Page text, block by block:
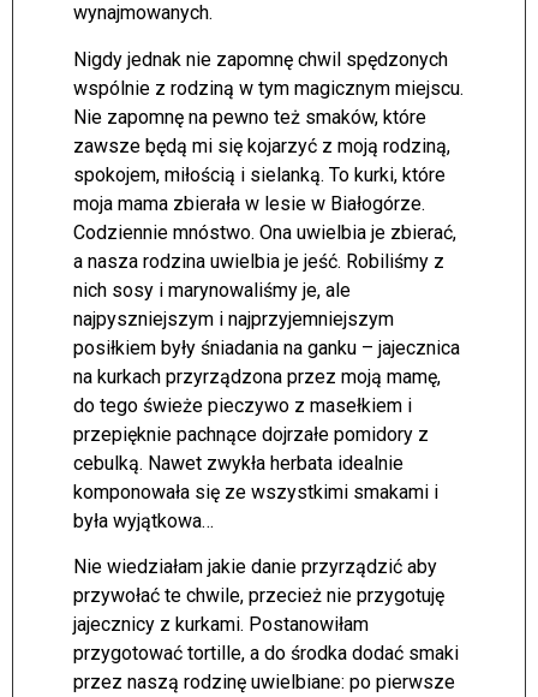
wynajmowanych.
Nigdy jednak nie zapomnę chwil spędzonych
wspólnie z rodziną w tym magicznym miejscu.
Nie zapomnę na pewno też smaków, które
zawsze będą mi się kojarzyć z moją rodziną,
spokojem, miłością i sielanką. To kurki, które
moja mama zbierała w lesie w Białogórze.
Codziennie mnóstwo. Ona uwielbia je zbierać,
a nasza rodzina uwielbia je jeść. Robiliśmy z
nich sosy i marynowaliśmy je, ale
najpyszniejszym i najprzyjemniejszym
posiłkiem były śniadania na ganku – jajecznica
na kurkach przyrządzona przez moją mamę,
do tego świeże pieczywo z masełkiem i
przepięknie pachnące dojrzałe pomidory z
cebulką. Nawet zwykła herbata idealnie
komponowała się ze wszystkimi smakami i
była wyjątkowa…
Nie wiedziałam jakie danie przyrządzić aby
przywołać te chwile, przecież nie przygotuję
jajecznicy z kurkami. Postanowiłam
przygotować tortille, a do środka dodać smaki
przez naszą rodzinę uwielbiane: po pierwsze